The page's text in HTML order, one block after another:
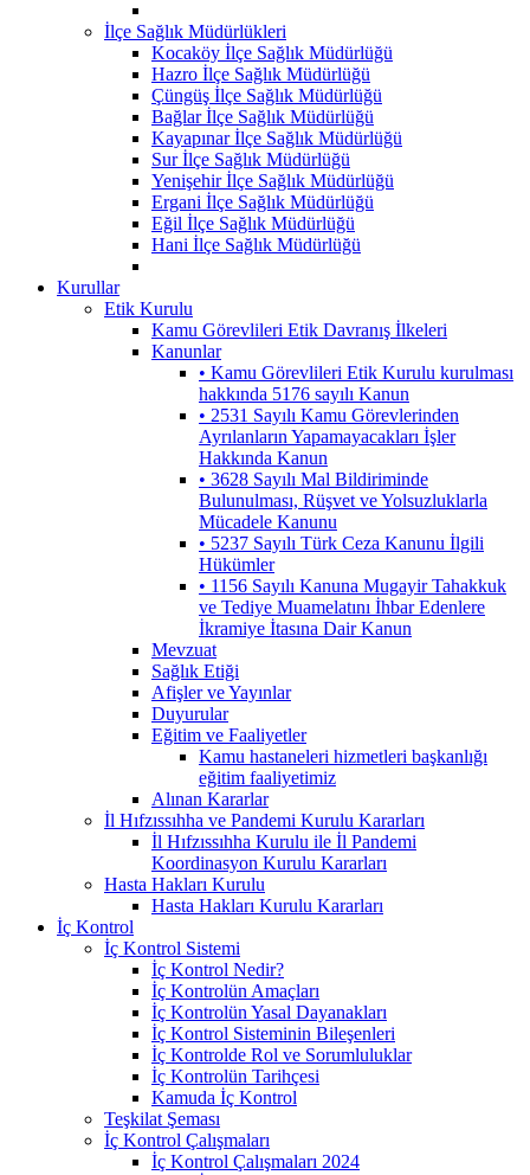
İlçe Sağlık Müdürlükleri
Kocaköy İlçe Sağlık Müdürlüğü
Hazro İlçe Sağlık Müdürlüğü
Çüngüş İlçe Sağlık Müdürlüğü
Bağlar İlçe Sağlık Müdürlüğü
Kayapınar İlçe Sağlık Müdürlüğü
Sur İlçe Sağlık Müdürlüğü
Yenişehir İlçe Sağlık Müdürlüğü
Ergani İlçe Sağlık Müdürlüğü
Eğil İlçe Sağlık Müdürlüğü
Hani İlçe Sağlık Müdürlüğü
Kurullar
Etik Kurulu
Kamu Görevlileri Etik Davranış İlkeleri
Kanunlar
• Kamu Görevlileri Etik Kurulu kurulması
hakkında 5176 sayılı Kanun
• 2531 Sayılı Kamu Görevlerinden
Ayrılanların Yapamayacakları İşler
Hakkında Kanun
• 3628 Sayılı Mal Bildiriminde
Bulunulması, Rüşvet ve Yolsuzluklarla
Mücadele Kanunu
• 5237 Sayılı Türk Ceza Kanunu İlgili
Hükümler
• 1156 Sayılı Kanuna Mugayir Tahakkuk
ve Tediye Muamelatını İhbar Edenlere
İkramiye İtasına Dair Kanun
Mevzuat
Sağlık Etiği
Afişler ve Yayınlar
Duyurular
Eğitim ve Faaliyetler
Kamu hastaneleri hizmetleri başkanlığı
eğitim faaliyetimiz
Alınan Kararlar
İl Hıfzıssıhha ve Pandemi Kurulu Kararları
İl Hıfzıssıhha Kurulu ile İl Pandemi
Koordinasyon Kurulu Kararları
Hasta Hakları Kurulu
Hasta Hakları Kurulu Kararları
İç Kontrol
İç Kontrol Sistemi
İç Kontrol Nedir?
İç Kontrolün Amaçları
İç Kontrolün Yasal Dayanakları
İç Kontrol Sisteminin Bileşenleri
İç Kontrolde Rol ve Sorumluluklar
İç Kontrolün Tarihçesi
Kamuda İç Kontrol
Teşkilat Şeması
İç Kontrol Çalışmaları
İç Kontrol Çalışmaları 2024